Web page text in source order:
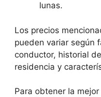
lunas.
Los precios
pueden variar según
conductor, historial
residencia y
Para obtener la